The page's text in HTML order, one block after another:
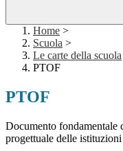
Home >
Scuola >
Le carte della scuola
PTOF
PTOF
Documento fondamentale
progettuale delle istituzioni